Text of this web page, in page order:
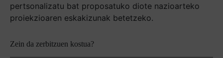
pertsonalizatu bat proposatuko diote nazioarteko
proiekzioaren eskakizunak betetzeko.
Zein da zerbitzuen kostua?